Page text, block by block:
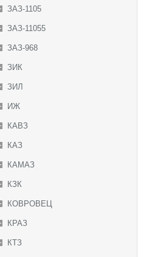
ЗАЗ-1105
ЗАЗ-11055
ЗАЗ-968
ЗИК
ЗИЛ
ИЖ
КАВЗ
КАЗ
КАМАЗ
КЗК
КОВРОВЕЦ
КРАЗ
КТЗ